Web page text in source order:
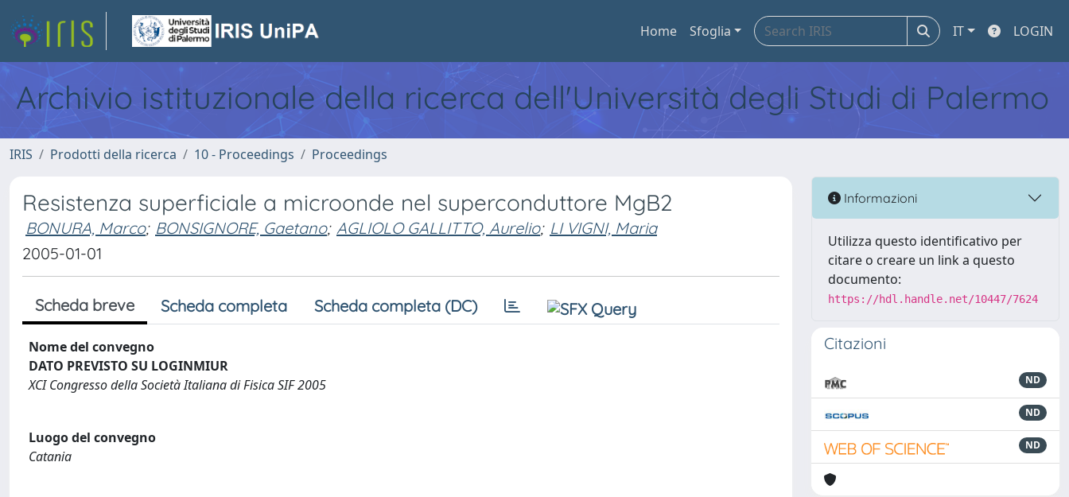
Home Sfoglia IT LOGIN
Archivio istituzionale della ricerca dell'Università degli Studi di Palermo
IRIS Prodotti della ricerca 10 - Proceedings Proceedings
Resistenza superficiale a microonde nel superconduttore MgB2
BONURA, Marco; BONSIGNORE, Gaetano; AGLIOLO GALLITTO, Aurelio; LI VIGNI, Maria
2005-01-01
Scheda breve Scheda completa Scheda completa (DC)
Nome del convegno
DATO PREVISTO SU LOGINMIUR
XCI Congresso della Società Italiana di Fisica SIF 2005
Luogo del convegno
Catania
Informazioni
Utilizza questo identificativo per
citare o creare un link a questo
documento:
https://hdl.handle.net/10447/7624
Citazioni
ND
ND
ND